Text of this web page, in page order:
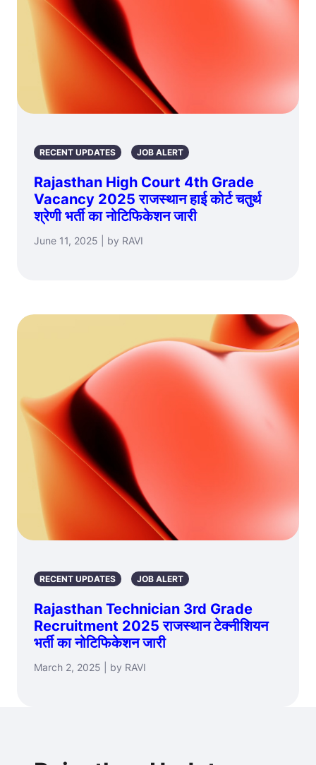
RECENT UPDATES JOB ALERT
Rajasthan High Court 4th Grade
Vacancy 2025 राजस्थान हाई कोर्ट चतुर्थ
श्रेणी भर्ती का नोटिफिकेशन जारी
June 11, 2025 | by RAVI
RECENT UPDATES JOB ALERT
Rajasthan Technician 3rd Grade
Recruitment 2025 राजस्थान टेक्नीशियन
भर्ती का नोटिफिकेशन जारी
March 2, 2025 | by RAVI